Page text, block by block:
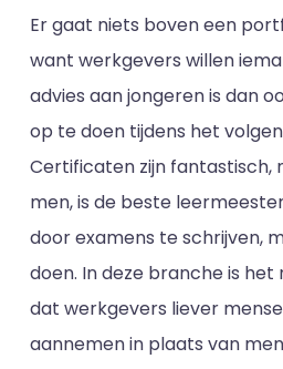
Er gaat niets boven een
want werkgevers willen
advies aan jongeren is dan
op te doen tijdens het
Certificaten zijn fantastisch,
men, is de beste
door examens te schrijven,
doen. In deze branche is het
dat werkgevers liever
aannemen in plaats van